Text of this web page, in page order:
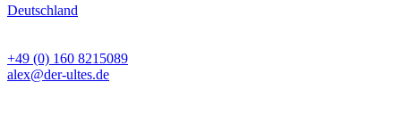
Deutschland
+49 (0) 160 8215089
alex@der-ultes.de